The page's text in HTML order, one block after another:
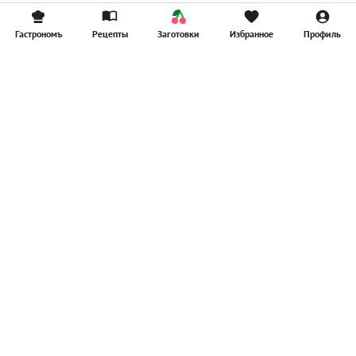
Гастрономъ Рецепты Заготовки Избранное Профиль